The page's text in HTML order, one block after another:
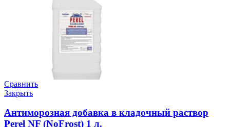
Сравнить
Закрыть
Антиморозная добавка в кладочный раствор
Perel NF (NoFrost) 1 л.